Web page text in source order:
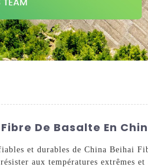
De Basalte En
et durables de China Beihai
aux températures extrêmes